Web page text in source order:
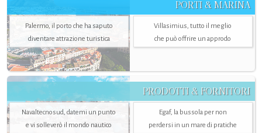
PORTI & MARINA
Palermo, il porto che ha saputo
diventare attrazione turistica
Villasimius, tutto il meglio
che può offrire un approdo
PRODOTTI & FORNITORI
Navaltecnosud, datemi un punto
e vi solleverò il mondo nautico
Egaf, la bussola per non
perdersi in un mare di pratiche